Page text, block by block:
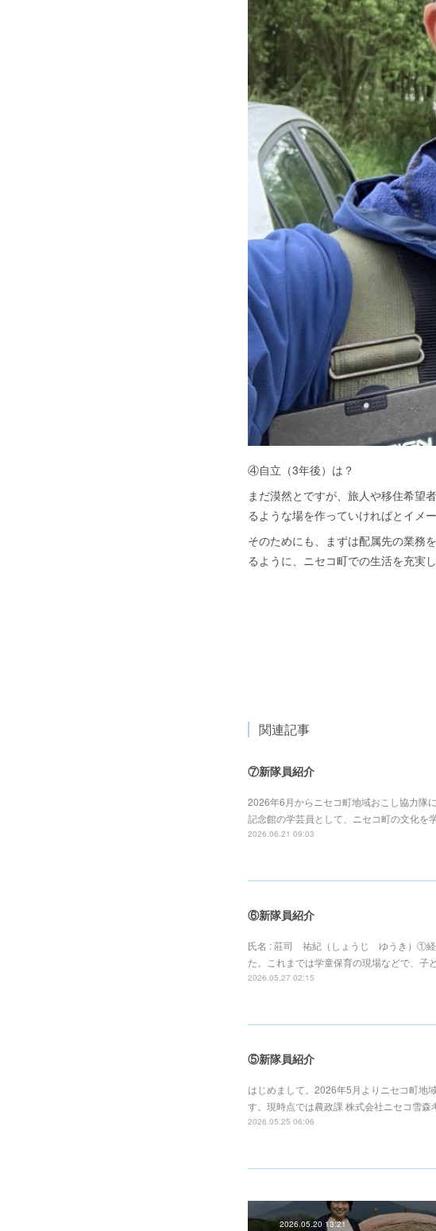
④自立（3年後）は？
まだ漠然とですが、旅人や移住希望
るような場を作っていければとイメ
そのためにも、まずは配属先の業務
るように、ニセコ町での生活を充実
関連記事
⑦新隊員紹介
2026年6月からニセコ町地域おこし協力隊
記念館の学芸員として、ニセコ町の文化を
2026.06.21 09:03
⑥新隊員紹介
氏名 : 莊司 祐紀（しょうじ ゆうき）①経
た。これまでは学童保育の現場などで、子
2026.05.27 02:15
⑤新隊員紹介
はじめまして。2026年5月よりニセコ町地
す。現時点では農政課 株式会社ニセコ雪
2026.05.25 06:06
2026.05.20 13:21